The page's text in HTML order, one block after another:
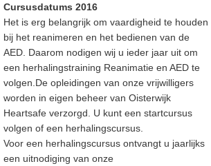
Cursusdatums 2016
Het is erg belangrijk om vaardigheid te houden
bij het reanimeren en het bedienen van de
AED. Daarom nodigen wij u ieder jaar uit om
een herhalingstraining Reanimatie en AED te
volgen.De opleidingen van onze vrijwilligers
worden in eigen beheer van Oisterwijk
Heartsafe verzorgd. U kunt een startcursus
volgen of een herhalingscursus.
Voor een herhalingscursus ontvangt u jaarlijks
een uitnodiging van onze